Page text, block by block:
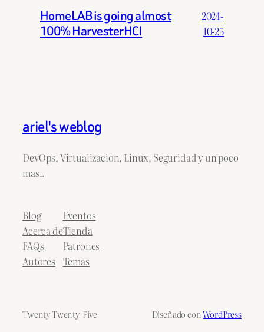
HomeLAB is going almost
100% HarvesterHCI
2024-
10-25
ariel's weblog
DevOps, Virtualizacion, Linux, Seguridad y un poco
mas..
Blog
Acerca de
FAQs
Autores
Eventos
Tienda
Patrones
Temas
Twenty Twenty-Five Diseñado conWordPress